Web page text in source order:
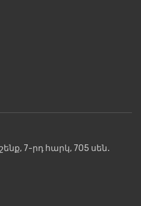
7-րդ հարկ, 705 սեն․